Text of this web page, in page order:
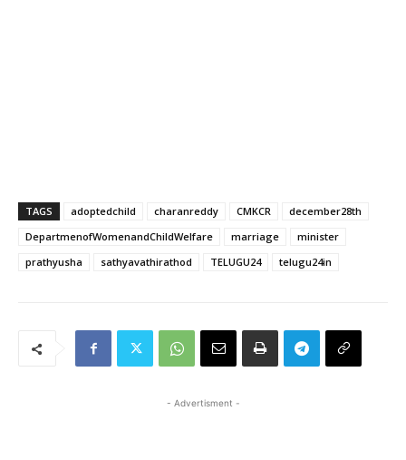
TAGS adoptedchild charanreddy CMKCR
december28th
DepartmenofWomenandChildWelfare
marriage
minister
prathyusha
sathyavathirathod TELUGU24 telugu24in
- Advertisment -